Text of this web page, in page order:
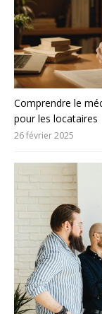
Comprendre le
pour les locataires
26 février 2025